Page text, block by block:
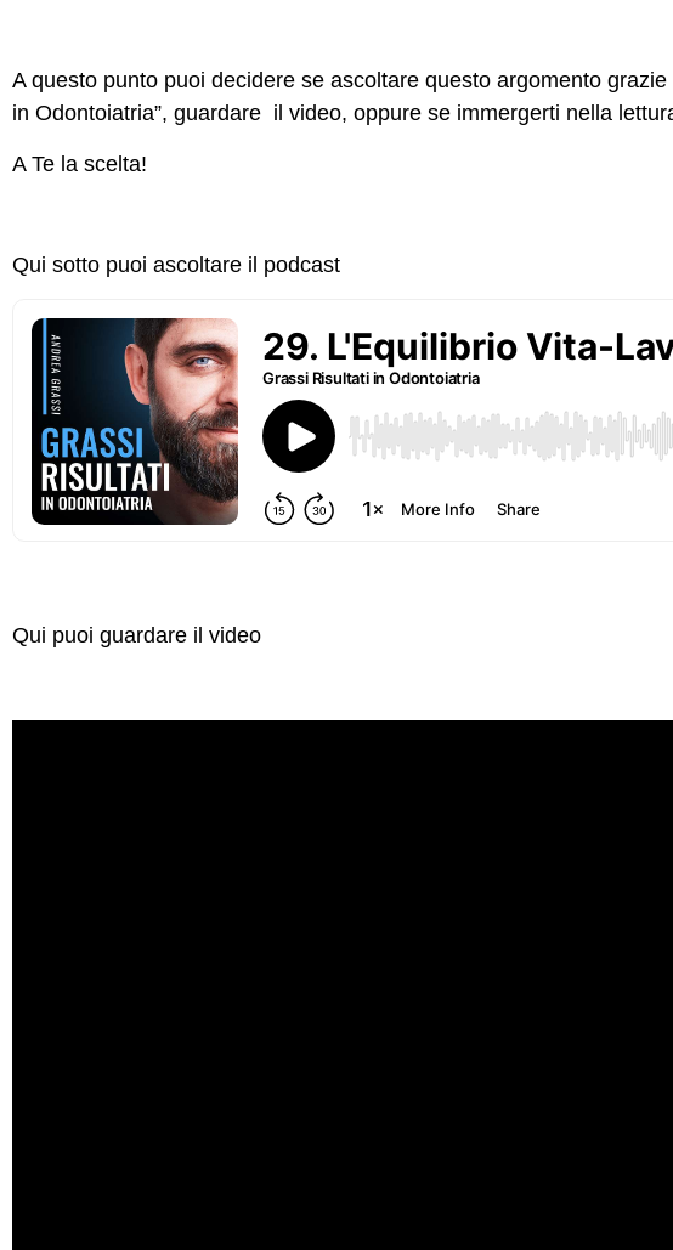
A questo punto puoi decidere se ascoltare questo argomento
in Odontoiatria”, guardare il video, oppure se immergerti nella
A Te la scelta!
Qui sotto puoi ascoltare il podcast
Qui puoi guardare il video